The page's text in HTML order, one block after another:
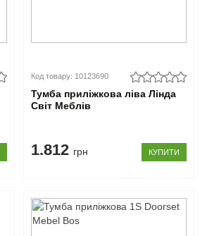
Код товару: 10123690
Тумба приліжкова ліва Лінда
Світ Меблів
1.812 грн КУПИТИ